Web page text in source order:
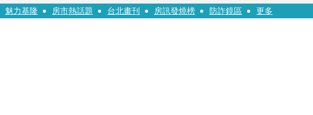
出招！多晶矽產品課15%關稅12月生效 經濟部回應了
魅力基隆 房市熱話題 台北畫刊 房訊發燒榜 防詐鏡區 更多